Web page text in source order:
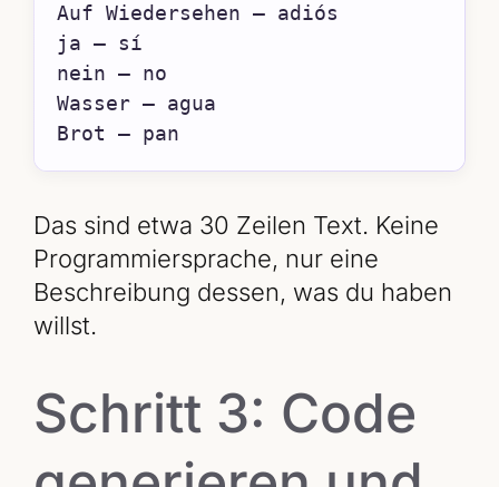
Auf Wiedersehen – adiós
ja – sí
nein – no
Wasser – agua
Brot – pan
Das sind etwa 30 Zeilen Text. Keine
Programmiersprache, nur eine
Beschreibung dessen, was du haben
willst.
Schritt 3: Code